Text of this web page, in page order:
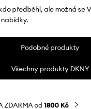
předběhl, ale možná se
Podobné produkty
Všechny produkty DKNY
ZDARMA od 1800 Kč